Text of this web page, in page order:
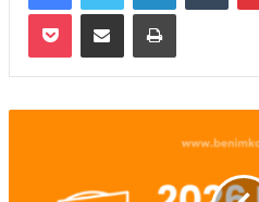
Pocket E-Posta ile paylaş Yazdır